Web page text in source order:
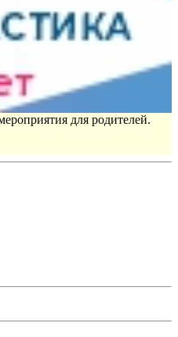
для родителей.